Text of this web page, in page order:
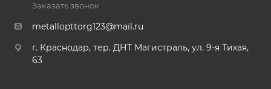
Заказать звонок
metallopttorg123@mail.ru
г. Краснодар, тер. ДНТ Магистраль, ул. 9-я Тихая,
63